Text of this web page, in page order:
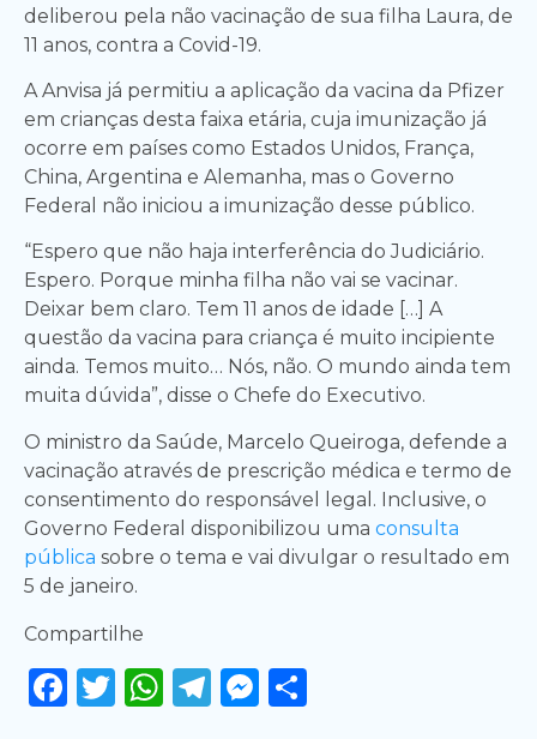
deliberou pela não vacinação de sua filha Laura, de
11 anos, contra a Covid-19.
A Anvisa já permitiu a aplicação da vacina da Pfizer
em crianças desta faixa etária, cuja imunização já
ocorre em países como Estados Unidos, França,
China, Argentina e Alemanha, mas o Governo
Federal não iniciou a imunização desse público.
“Espero que não haja interferência do Judiciário.
Espero. Porque minha filha não vai se vacinar.
Deixar bem claro. Tem 11 anos de idade […] A
questão da vacina para criança é muito incipiente
ainda. Temos muito… Nós, não. O mundo ainda tem
muita dúvida”, disse o Chefe do Executivo.
O ministro da Saúde, Marcelo Queiroga, defende a
vacinação através de prescrição médica e termo de
consentimento do responsável legal. Inclusive, o
Governo Federal disponibilizou uma consulta
pública sobre o tema e vai divulgar o resultado em
5 de janeiro.
Compartilhe
Facebook
Twitter
WhatsApp
Telegram
Messenger